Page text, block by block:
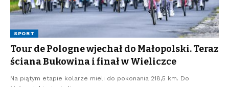
SPORT
Tour de Pologne wjechał do Małopolski. Teraz
ściana Bukowina i finał w Wieliczce
Na piątym etapie kolarze mieli do pokonania 218,5 km. Do